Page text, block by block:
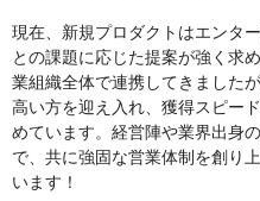
現在、新規プロダクトはエンタ
との課題に応じた提案が強く求
業組織全体で連携してきました
高い方を迎え入れ、獲得スピー
めています。経営陣や業界出身
で、共に強固な営業体制を創り
います！